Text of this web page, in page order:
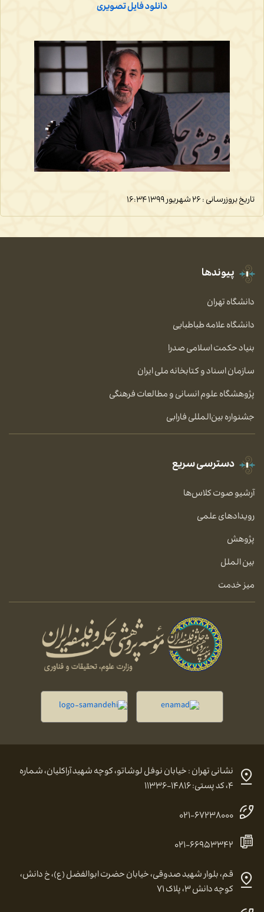
دانلود فایل تصویری
تاریخ بروزرسانی : ۲۶ شهریور ۱۳۹۹ ۱۶:۳۴
پیوندها
دانشگاه تهران
دانشگاه علامه طباطبایی
بنیاد حکمت اسلامی صدرا
سازمان اسناد و کتابخانه ملی ایران
پژوهشگاه علوم انسانی و مطالعات فرهنگی
جشنواره بین‌المللی فارابی
دسترسی سریع
آرشیو صوت کلاس‌ها
رویدادهای علمی
پژوهش
بین الملل
میز خدمت
نشانی تهران : خیابان نوفل لوشاتو، کوچه شهید آراکلیان، شماره
۴، کد پستی: ۱۴۸۱۶-۱۱۳۳۶
۰۲۱-۶۷۲۳۸۰۰۰
۰۲۱-۶۶۹۵۳۳۴۲
قم، بلوار شهید صدوقی، خیابان حضرت ابوالفضل (ع)، خ دانش،
کوچه دانش ۳، پلاک ۷۱